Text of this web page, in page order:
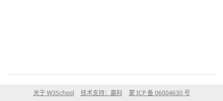
关于 W3School 技术支持：赢科 蒙 ICP 备 06004630 号